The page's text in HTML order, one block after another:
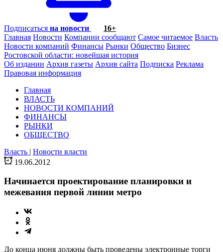
Подписаться на новости
16+
Главная Новости Компании сообщают Самое читаемое Власть
Новости компаний Финансы Рынки Общество Бизнес
Ростовской области: новейшая история
Об издании Архив газеты Архив сайта Подписка Реклама
Правовая информация
Главная
ВЛАСТЬ
НОВОСТИ КОМПАНИЙ
ФИНАНСЫ
РЫНКИ
ОБЩЕСТВО
Власть | Новости власти
19.06.2012
Начинается проектирование планировки и
межевания первой линии метро
До конца июня должны быть проведены электронные торги